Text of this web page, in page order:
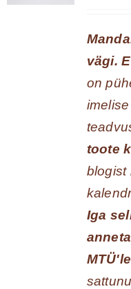
vägi.
on
toote
blogist
Iga
MTÜ'le